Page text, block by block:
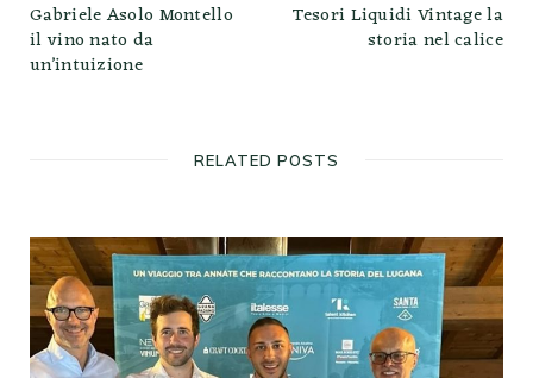
Gabriele Asolo Montello
il vino nato da
un’intuizione
Tesori Liquidi Vintage la
storia nel calice
RELATED POSTS